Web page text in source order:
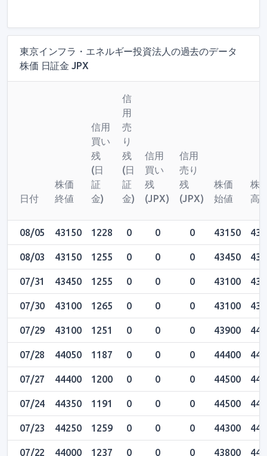
東京インフラ・エネルギー投資法人の過去のデータ
株価 日証金 JPX
日付
株価
終値
信用
買い
残
(日
証
金)
信
用
売
り
残
(日
証
金)
信用
買い
残
(JPX)
信用
売り
残
(JPX)
株価
始値
株
高
08/05 43150 1228 0 0 0 43150
08/03 43150 1255 0 0 0 43450
07/31 43450 1255 0 0 0 43100
07/30 43100 1265 0 0 0 43100
07/29 43100 1251 0 0 0 43900
07/28 44050 1187 0 0 0 44400
07/27 44400 1200 0 0 0 44500
07/24 44350 1191 0 0 0 44500
07/23 44250 1259 0 0 0 44300
07/22 44000 1237 0 0 0 43800